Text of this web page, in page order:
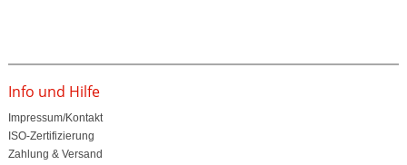
Info und Hilfe
Impressum/Kontakt
ISO-Zertifizierung
Zahlung & Versand